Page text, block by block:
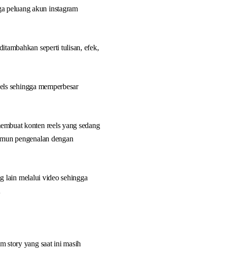
peluang akun instagram
seperti tulisan, efek,
sehingga memperbesar
konten reels yang sedang
pengenalan dengan
lain melalui video sehingga
story yang saat ini masih